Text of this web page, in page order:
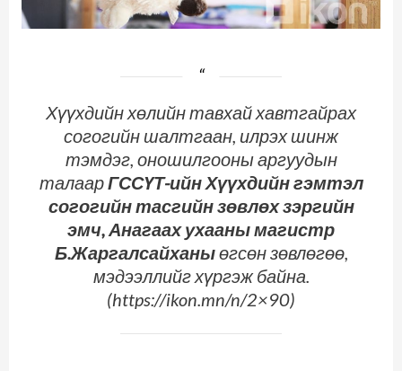
Хүүхдийн хөлийн тавхай хавтгайрах
согогийн шалтгаан, илрэх шинж
тэмдэг, оношилгооны аргуудын
талаарГССҮТ-ийн Хүүхдийн гэмтэл
согогийн тасгийн зөвлөх зэргийн
эмч, Анагаах ухааны магистр
Б.Жаргалсайханыөгсөн зөвлөгөө,
мэдээллийг хүргэж байна.
(https://ikon.mn/n/2×90)